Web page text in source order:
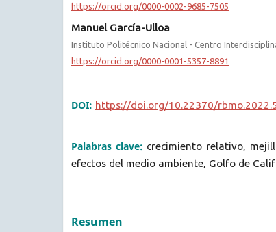
https://orcid.org/0000-0002-9685-7505
Manuel García-Ulloa
Instituto Politécnico Nacional - Centro
https://orcid.org/0000-0001-5357-8891
DOI: https://doi.org/10.22370/
Palabras clave: crecimiento relativo,
efectos del medio ambiente, Golfo de
Resumen